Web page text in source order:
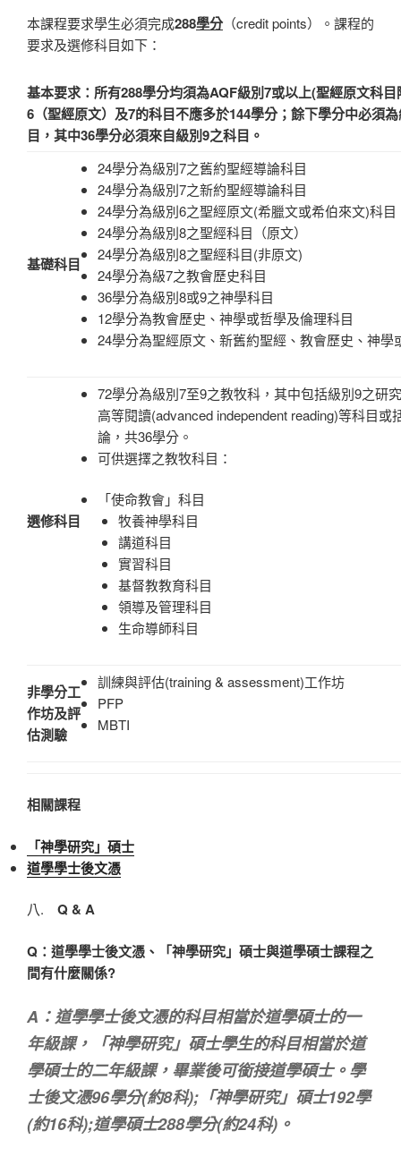
本課程要求學生必須完成288學分 （credit points）。課程的
要求及選修科目如下：
基本要求：所有288學分均須為AQF級別7或以上(聖經原文科
6（聖經原文）及7的科目不應多於144學分；餘下學分中必須
目，其中36學分必須來自級別9之科目。
基礎科目
24學分為級別7之舊約聖經導論科目
24學分為級別7之新約聖經導論科目
24學分為級別6之聖經原文(希臘文或希伯來文)科目
24學分為級別8之聖經科目（原文）
24學分為級別8之聖經科目(非原文)
24學分為級7之教會歷史科目
36學分為級別8或9之神學科目
12學分為教會歷史、神學或哲學及倫理科目
24學分為聖經原文、新舊約聖經、教會歷史、神學
選修科目
72學分為級別7至9之教牧科，其中包括級別9之研
高等閱讀(advanced independent reading)等科目或
論，共36學分。
可供選擇之教牧科目：
「使命教會」科目
牧養神學科目
講道科目
實習科目
基督教教育科目
領導及管理科目
生命導師科目
非學分工
作坊及評
估測驗
訓練與評估(training & assessment)工作坊
PFP
MBTI
相關課程
「神學研究」 碩士
道學學士後文憑
八. Q & A
Q：道學學士後文憑、「神學研究」碩士與道學碩士課程之
間有什麼關係?
A：道學學士後文憑的科目相當於道學碩士的一
年級課，「神學研究」碩士學生的科目相當於道
學碩士的二年級課，畢業後可銜接道學碩士。學
士後文憑96學分(約8科);「神學研究」碩士192學
(約16科);道學碩士288學分(約24科)。